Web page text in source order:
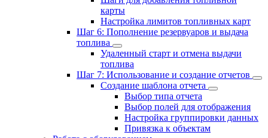
карты
Настройка лимитов топливных карт
Шаг 6: Пополнение резервуаров и выдача
топлива
Удаленный старт и отмена выдачи
топлива
Шаг 7: Использование и создание отчетов
Создание шаблона отчета
Выбор типа отчета
Выбор полей для отображения
Настройка группировки данных
Привязка к объектам